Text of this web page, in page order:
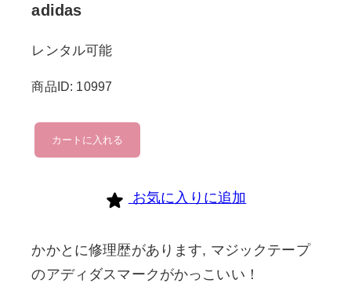
adidas
レンタル可能
商品ID: 10997
adidas
個
カートに入れる
お気に入りに追加
かかとに修理歴があります, マジックテープ
のアディダスマークがかっこいい！